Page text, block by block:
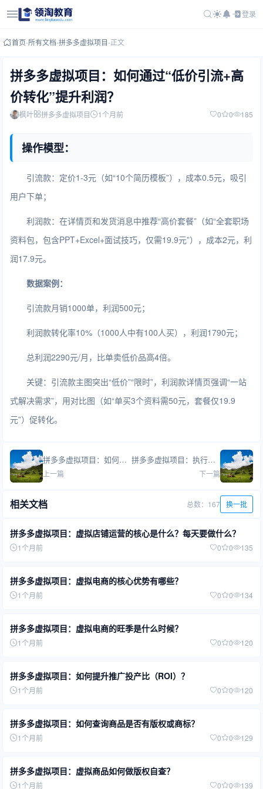
登录
首页-所有文档-拼多多虚拟项目-正文
拼多多虚拟项目：如何通过“低价引流+高
价转化”提升利润？
枫叶 拼多多虚拟项目 1个月前 0 0 185
操作模型：
引流款：定价1-3元（如“10个简历模板”），成本0.5元，吸引
用户下单；
利润款：在详情页和发货消息中推荐“高价套餐”（如“全套职场
资料包，包含PPT+Excel+面试技巧，仅需19.9元”），成本2元，利
润17.9元。
数据案例：
引流款月销1000单，利润500元；
利润款转化率10%（1000人中有100人买），利润1790元；
总利润2290元/月，比单卖低价品高4倍。
关键：引流款主图突出“低价”“限时”，利润款详情页强调“一站
式解决需求”，用对比图（如“单买3个资料需50元，套餐仅19.9
元”）促转化。
拼多多虚拟项目：如何利用“节日热点”选品？
上一篇
拼多多虚拟项目：执行力差怎么办？如何制定每日工作计划？
下一篇
相关文档 总数：167 换一批
拼多多虚拟项目：虚拟店铺运营的核心是什么？每天要做什么？
1个月前 0 0 135
拼多多虚拟项目：虚拟电商的核心优势有哪些？
1个月前 0 0 134
拼多多虚拟项目：虚拟电商的旺季是什么时候？
1个月前 0 0 120
拼多多虚拟项目：如何提升推广投产比（ROI）？
1个月前 0 0 120
拼多多虚拟项目：如何查询商品是否有版权或商标？
1个月前 0 0 129
拼多多虚拟项目：虚拟商品如何做版权自查？
1个月前 0 0 139